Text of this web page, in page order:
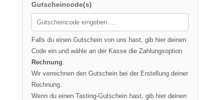
Gutscheincode(s)
Falls du einen Gutschein von uns hast, gib hier deinen
Code ein und wähle an der Kasse die Zahlungsoption
Rechnung.
Wir verrechnen den Gutschein bei der Erstellung deiner
Rechnung.
Wenn du einen Tasting-Gutschein hast, gib hier deinen